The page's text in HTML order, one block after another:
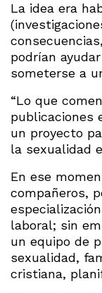
La idea era
podrían
someterse a
“Lo que
publicaciones
un proyecto
la sexualidad
En ese
compañeros,
laboral; sin
un equipo de
sexualidad,
cristiana,